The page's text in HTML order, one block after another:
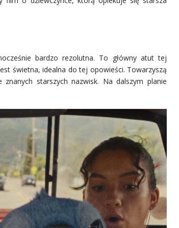
bardzo rezolutna. To główny atut tej
świetna, idealna do tej opowieści. Towarzyszą
starszych nazwisk. Na dalszym planie